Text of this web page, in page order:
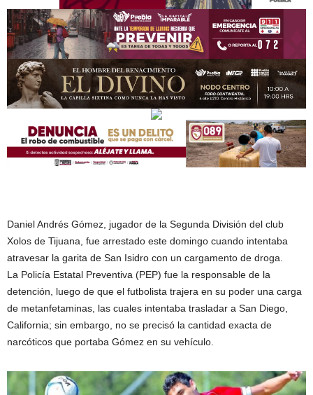
Daniel Andrés Gómez, jugador de la Segunda División del club
Xolos de Tijuana, fue arrestado este domingo cuando intentaba
atravesar la garita de San Isidro con un cargamento de droga.
La Policía Estatal Preventiva (PEP) fue la responsable de la
detención, luego de que el futbolista trajera en su poder una carga
de metanfetaminas, las cuales intentaba trasladar a San Diego,
California; sin embargo, no se precisó la cantidad exacta de
narcóticos que portaba Gómez en su vehículo.